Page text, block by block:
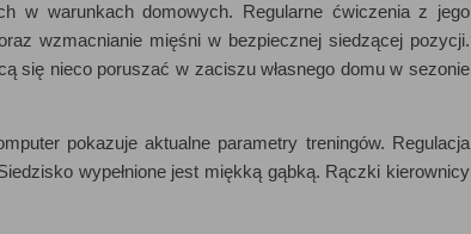
w warunkach domowych. Regularne ćwiczenia z jego
wzmacnianie mięśni w bezpiecznej siedzącej pozycji.
się nieco poruszać w zaciszu własnego domu w sezonie
pokazuje aktualne parametry treningów. Regulacja
wypełnione jest miękką gąbką. Rączki kierownicy